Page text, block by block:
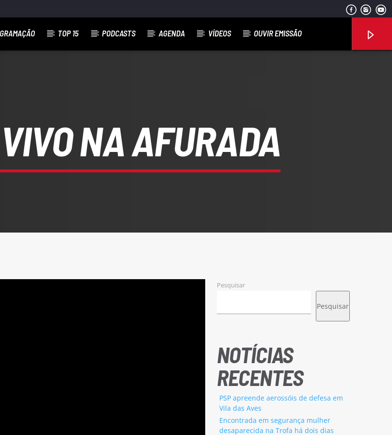
TOP 15 PODCASTS AGENDA VÍDEOS OUVIR EMISSÃO
NA AFURADA
Pesquisar
Pesquisar
NOTÍCIAS
RECENTES
PSP apreende aerossóis de defesa em
Vila das Aves
Encontrada em segurança mulher
desaparecida na Trofa há dois dias